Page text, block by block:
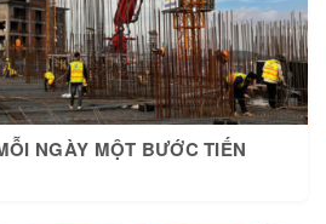
NGÀY MỘT BƯỚC TIẾN